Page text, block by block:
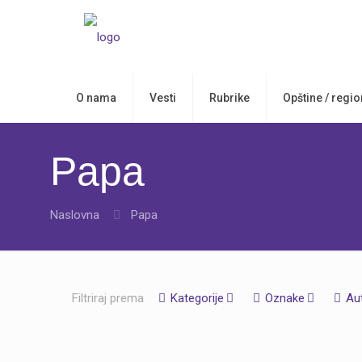
O nama Vesti Rubrike Opštine /
Papa
Naslovna Papa
Filtriraj prema Kategorije Oznake